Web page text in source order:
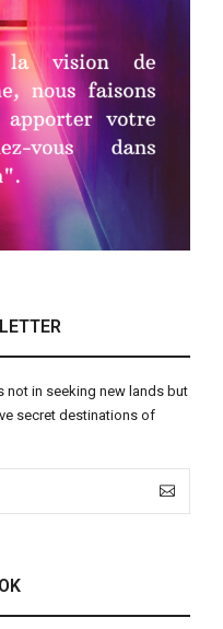
not in seeking new lands but
secret destinations of